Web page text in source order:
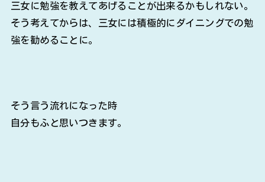
三女に勉強を教えてあげることが出来るかもしれない。
そう考えてからは、三女には積極的にダイニングでの勉
強を勧めることに。
そう言う流れになった時
自分もふと思いつきます。